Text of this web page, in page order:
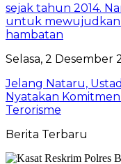
sejak tahun 2014.
untuk mewujudkan
hambatan
Selasa, 2 Desember
Jelang Nataru,
Nyatakan
Terorisme
Berita Terbaru